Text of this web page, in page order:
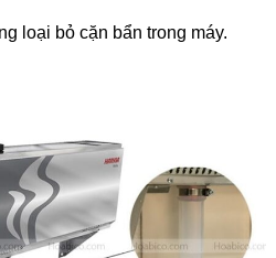
loại bỏ cặn bẩn trong máy.